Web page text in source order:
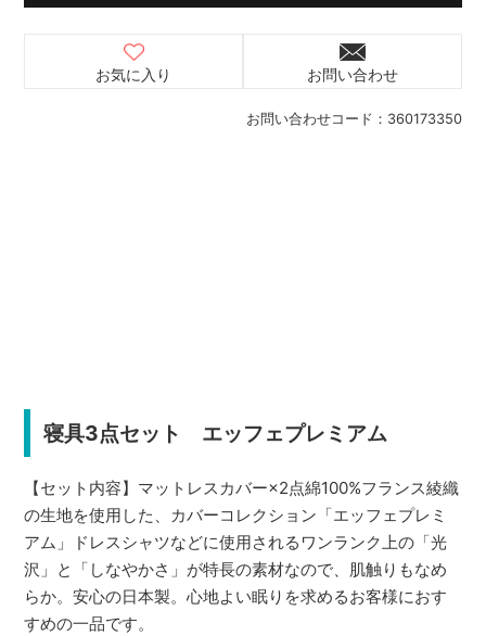
お問い合わせコード： 360173350
お気に入り お問い合わせ
寝具3点セット エッフェプレミアム
【セット内容】マットレスカバー×2点綿100%フランス綾織
の生地を使用した、カバーコレクション「エッフェプレミ
アム」ドレスシャツなどに使用されるワンランク上の「光
沢」と「しなやかさ」が特長の素材なので、肌触りもなめ
らか。安心の日本製。心地よい眠りを求めるお客様におす
すめの一品です。